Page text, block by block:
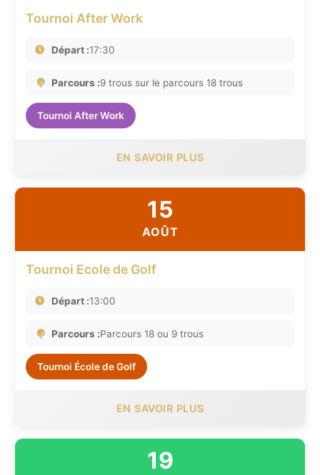
Tournoi After Work
Départ :17:30
Parcours :9 trous sur le parcours 18 trous
Tournoi After Work
EN SAVOIR PLUS
15
AOÛT
Tournoi Ecole de Golf
Départ :13:00
Parcours :Parcours 18 ou 9 trous
Tournoi École de Golf
EN SAVOIR PLUS
19